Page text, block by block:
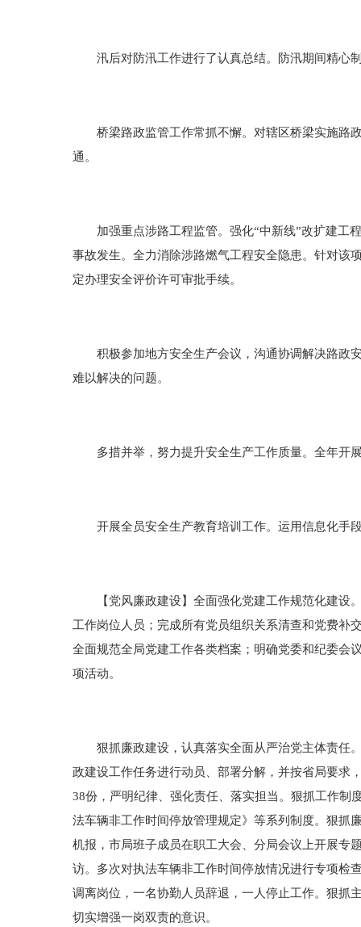
汛后对防汛工作进行了认真总结。防汛期间精心
桥梁路政监管工作常抓不懈。对辖区桥梁实施路政
通。
加强重点涉路工程监管。强化“中新线”改扩建工程
事故发生。全力消除涉路燃气工程安全隐患。针对该
定办理安全评价许可审批手续。
积极参加地方安全生产会议，沟通协调解决路政安
难以解决的问题。
多措并举，努力提升安全生产工作质量。全年开
开展全员安全生产教育培训工作。运用信息化手
【党风廉政建设】全面强化党建工作规范化建设。
工作岗位人员；完成所有党员组织关系清查和党费补
全面规范全局党建工作各类档案；明确党委和纪委会
项活动。
狠抓廉政建设，认真落实全面从严治党主体责任。
政建设工作任务进行动员、部署分解，并按省局要求
38份，严明纪律、强化责任、落实担当。狠抓工作制
法车辆非工作时间停放管理规定》等系列制度。狠抓
机报，市局班子成员在职工大会、分局会议上开展专
访。多次对执法车辆非工作时间停放情况进行专项检
调离岗位，一名协勤人员辞退，一人停止工作。狠抓
切实增强一岗双责的意识。